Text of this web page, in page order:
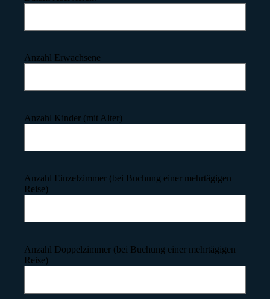
Anzahl Erwachsene
Anzahl Kinder (mit Alter)
Anzahl Einzelzimmer (bei Buchung einer mehrtägigen
Reise)
Anzahl Doppelzimmer (bei Buchung einer mehrtägigen
Reise)